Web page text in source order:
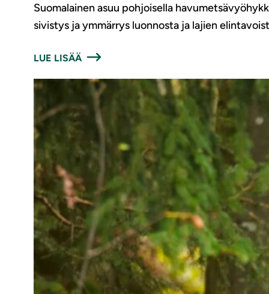
Suomalainen asuu pohjoisella
sivistys ja ymmärrys luonnosta ja lajien
LUE LISÄÄ